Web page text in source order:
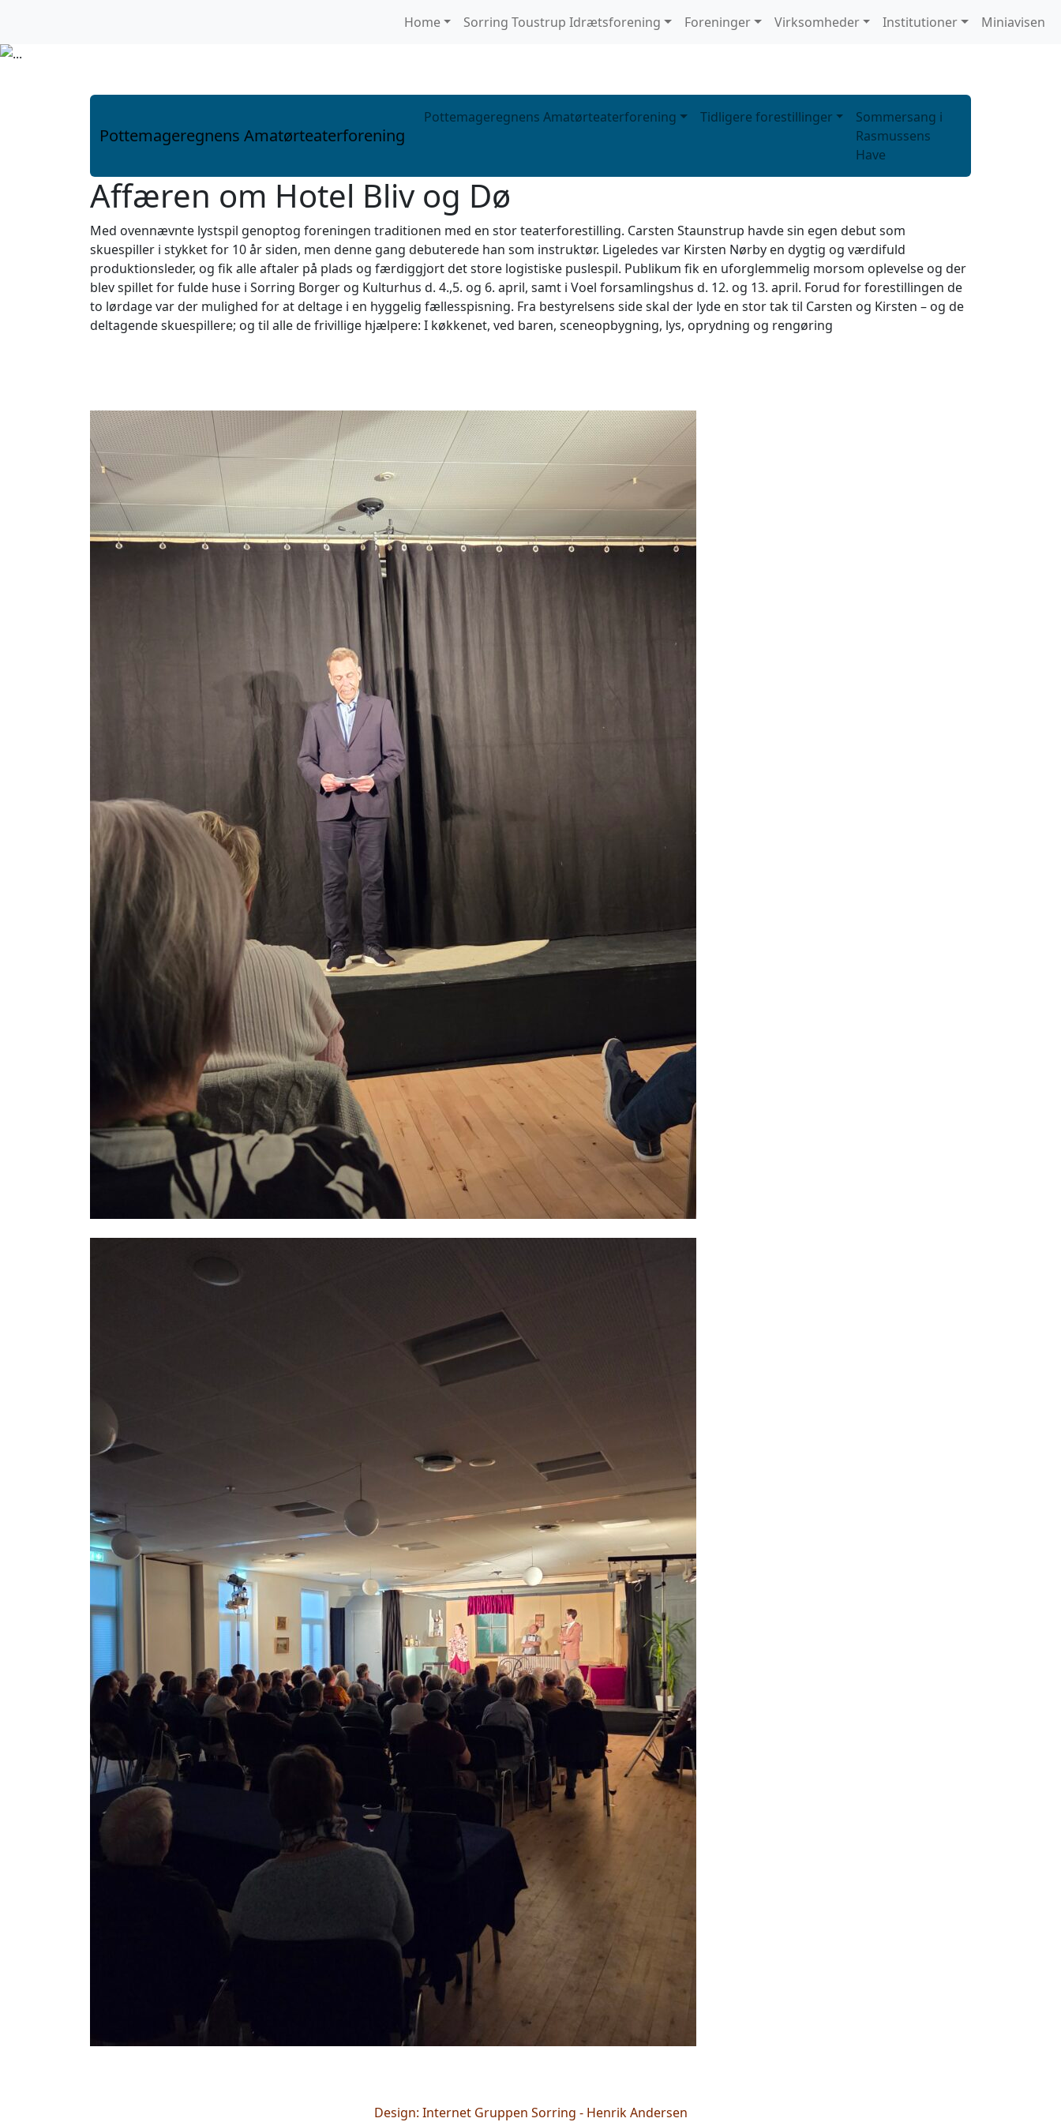
Home Sorring Toustrup Idrætsforening Foreninger Virksomheder Institutioner Miniavisen
Hovednavigation
Pottemageregnens Amatørteaterforening
Pottemageregnens Amatørteaterforening Tidligere forestillinger
Sommersang i
Rasmussens
Have
Affæren om Hotel Bliv og Dø
Med ovennævnte lystspil genoptog foreningen traditionen med en stor teaterforestilling. Carsten Staunstrup havde sin egen debut som
skuespiller i stykket for 10 år siden, men denne gang debuterede han som instruktør. Ligeledes var Kirsten Nørby en dygtig og værdifuld
produktionsleder, og fik alle aftaler på plads og færdiggjort det store logistiske puslespil. Publikum fik en uforglemmelig morsom oplevelse og der
blev spillet for fulde huse i Sorring Borger og Kulturhus d. 4.,5. og 6. april, samt i Voel forsamlingshus d. 12. og 13. april. Forud for forestillingen de
to lørdage var der mulighed for at deltage i en hyggelig fællesspisning. Fra bestyrelsens side skal der lyde en stor tak til Carsten og Kirsten – og de
deltagende skuespillere; og til alle de frivillige hjælpere: I køkkenet, ved baren, sceneopbygning, lys, oprydning og rengøring
Design: Internet Gruppen Sorring - Henrik Andersen